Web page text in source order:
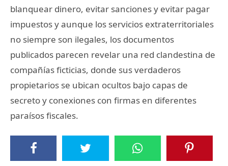
blanquear dinero, evitar sanciones y evitar pagar
impuestos y aunque los servicios extraterritoriales
no siempre son ilegales, los documentos
publicados parecen revelar una red clandestina de
compañías ficticias, donde sus verdaderos
propietarios se ubican ocultos bajo capas de
secreto y conexiones con firmas en diferentes
paraísos fiscales.